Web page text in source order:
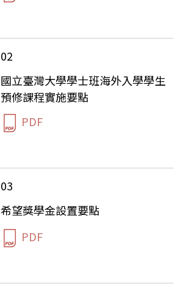
02
國立臺灣大學學士班海外入學學生
預修課程實施要點
PDF
03
希望獎學金設置要點
PDF